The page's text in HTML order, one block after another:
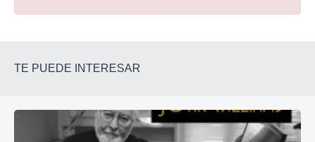
TE PUEDE INTERESAR